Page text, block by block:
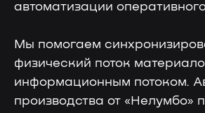
автоматизации
Мы помогаем
физический поток
информационным потоком.
производства от «Нелумбо»